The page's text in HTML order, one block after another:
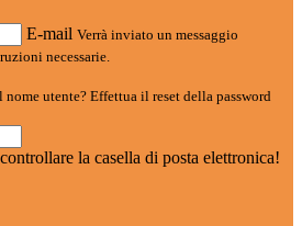
E-mail Verrà inviato un messaggio
necessarie.
utente? Effettua il reset della password
la casella di posta elettronica!